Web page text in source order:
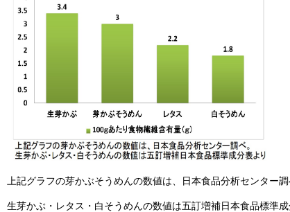
上記グラフの芽かぶそうめんの数値は、日本食品分析センター調
生芽かぶ・レタス・白そうめんの数値は五訂増補日本食品標準成